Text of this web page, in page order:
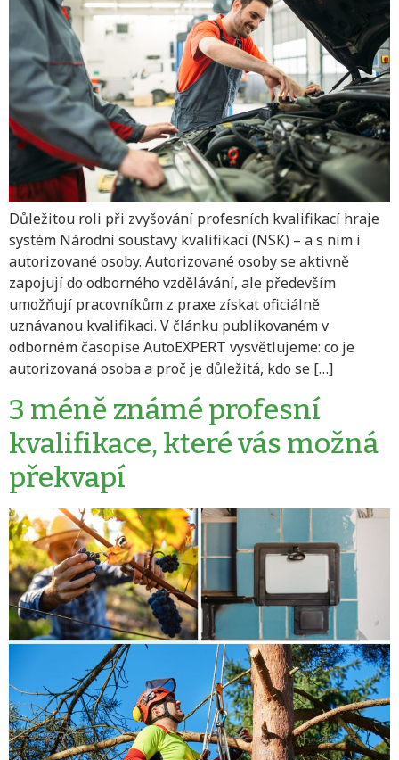
Důležitou roli při zvyšování profesních kvalifikací hraje
systém Národní soustavy kvalifikací (NSK) – a s ním i
autorizované osoby. Autorizované osoby se aktivně
zapojují do odborného vzdělávání, ale především
umožňují pracovníkům z praxe získat oficiálně
uznávanou kvalifikaci. V článku publikovaném v
odborném časopise AutoEXPERT vysvětlujeme: co je
autorizovaná osoba a proč je důležitá, kdo se […]
3 méně známé profesní
kvalifikace, které vás možná
překvapí